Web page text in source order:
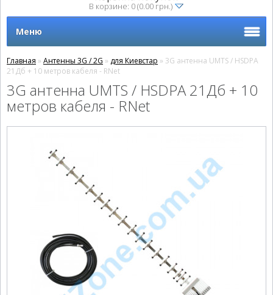
В корзине: 0 (0.00 грн.)
Меню
Главная » Антенны 3G / 2G » для Киевстар » 3G антенна UMTS / HSDPA
21Дб + 10 метров кабеля - RNet
3G антенна UMTS / HSDPA 21Дб + 10
метров кабеля - RNet